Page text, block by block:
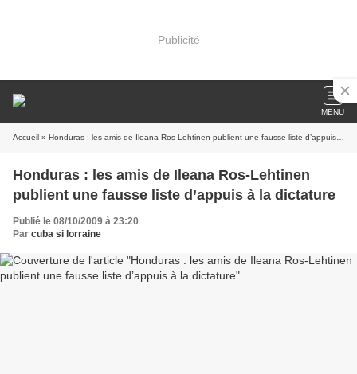
Publicité
MENU
Accueil » Honduras : les amis de Ileana Ros-Lehtinen publient une fausse liste d’appuis à la dictature
Honduras : les amis de Ileana Ros-Lehtinen
publient une fausse liste d’appuis à la dictature
Publié le 08/10/2009 à 23:20
Par cuba si lorraine